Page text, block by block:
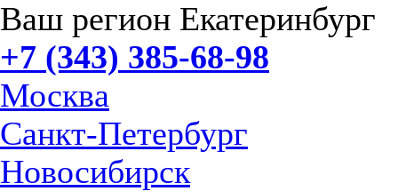
Ваш регион Екатеринбург
+7 (343) 385-68-98
Москва
Санкт-Петербург
Новосибирск